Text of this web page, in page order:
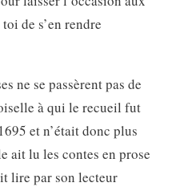
de s’en rendre
ne se passèrent pas de
à qui le recueil fut
et n’était donc plus
ait lu les contes en prose
lire par son lecteur